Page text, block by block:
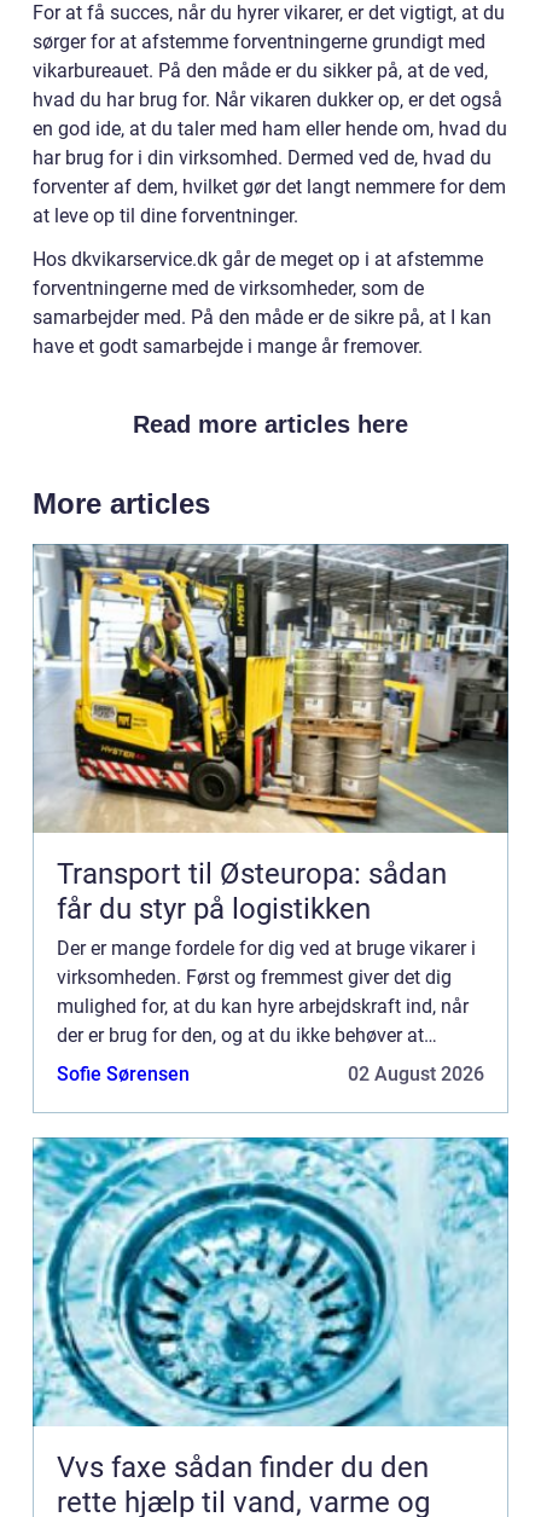
For at få succes, når du hyrer vikarer, er det vigtigt, at du
sørger for at afstemme forventningerne grundigt med
vikarbureauet. På den måde er du sikker på, at de ved,
hvad du har brug for. Når vikaren dukker op, er det også
en god ide, at du taler med ham eller hende om, hvad du
har brug for i din virksomhed. Dermed ved de, hvad du
forventer af dem, hvilket gør det langt nemmere for dem
at leve op til dine forventninger.
Hos dkvikarservice.dk går de meget op i at afstemme
forventningerne med de virksomheder, som de
samarbejder med. På den måde er de sikre på, at I kan
have et godt samarbejde i mange år fremover.
Read more articles here
More articles
Transport til Østeuropa: sådan
får du styr på logistikken
Der er mange fordele for dig ved at bruge vikarer i
virksomheden. Først og fremmest giver det dig
mulighed for, at du kan hyre arbejdskraft ind, når
der er brug for den, og at du ikke behøver at
afskedige folk, når der ikke længere er lige så
Sofie Sørensen 02 August 2026
Vvs faxe sådan finder du den
rette hjælp til vand, varme og